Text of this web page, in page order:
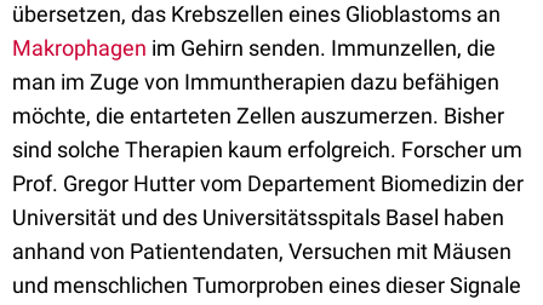
übersetzen, das Krebszellen eines Glioblastoms an
Makrophagen im Gehirn senden. Immunzellen, die
man im Zuge von Immuntherapien dazu befähigen
möchte, die entarteten Zellen auszumerzen. Bisher
sind solche Therapien kaum erfolgreich. Forscher um
Prof. Gregor Hutter vom Departement Biomedizin der
Universität und des Universitätsspitals Basel haben
anhand von Patientendaten, Versuchen mit Mäusen
und menschlichen Tumorproben eines dieser Signale